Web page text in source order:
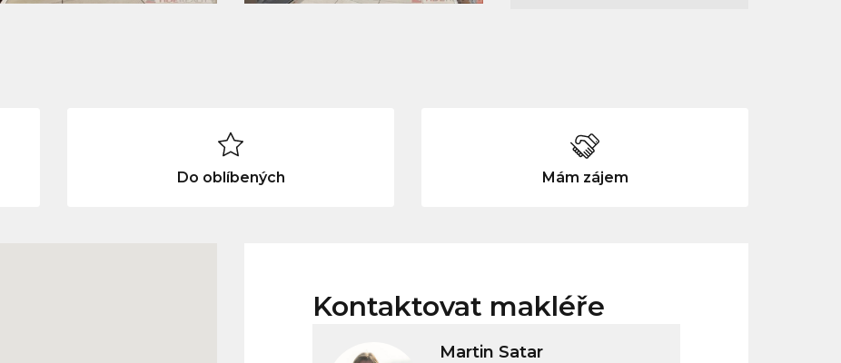
Do oblíbených Mám zájem
Kontaktovat makléře
Martin Satar